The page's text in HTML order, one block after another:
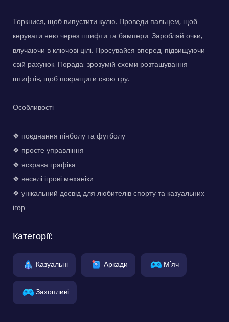
Торкнися, щоб випустити кулю. Проведи пальцем, щоб
керувати нею через штифти та бампери. Заробляй очки,
влучаючи в ключові цілі. Просувайся вперед, підвищуючи
свій рахунок. Порада: зрозумій схеми розташування
штифтів, щоб покращити свою гру.
Особливості
❖ поєднання пінболу та футболу
❖ просте управління
❖ яскрава графіка
❖ веселі ігрові механіки
❖ унікальний досвід для любителів спорту та казуальних
ігор
Категорії:
Казуальні Аркади М'яч
Захопливі